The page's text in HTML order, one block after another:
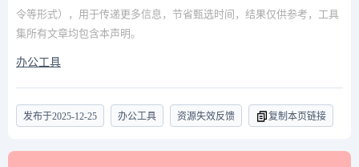
令等形式），用于传递更多信息，节省甄选时间，结果仅供参考，工具
集所有文章均包含本声明。
办公工具
发布于2025-12-25 办公工具 资源失效反馈 复制本页链接